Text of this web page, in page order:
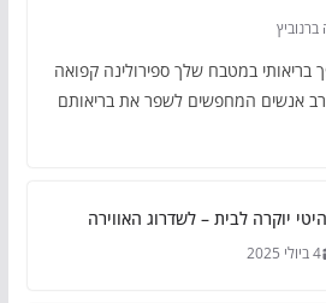
בריאותי במטבח שלך ספירולינה קפואה
אנשים המחפשים לשפר את בריאותם
יוקרה לבית – לשדרוג האווירה
4 ביולי 2025